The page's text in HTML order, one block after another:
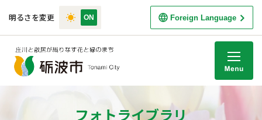
明るさを変更 Foreign Language
フォトライブラリ